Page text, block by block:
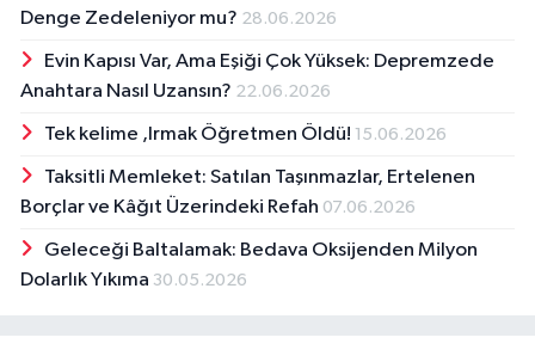
Denge Zedeleniyor mu? 28.06.2026
Evin Kapısı Var, Ama Eşiği Çok Yüksek: Depremzede
Anahtara Nasıl Uzansın? 22.06.2026
Tek kelime ,Irmak Öğretmen Öldü! 15.06.2026
Taksitli Memleket: Satılan Taşınmazlar, Ertelenen
Borçlar ve Kâğıt Üzerindeki Refah 07.06.2026
Geleceği Baltalamak: Bedava Oksijenden Milyon
Dolarlık Yıkıma 30.05.2026